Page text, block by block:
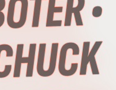
•